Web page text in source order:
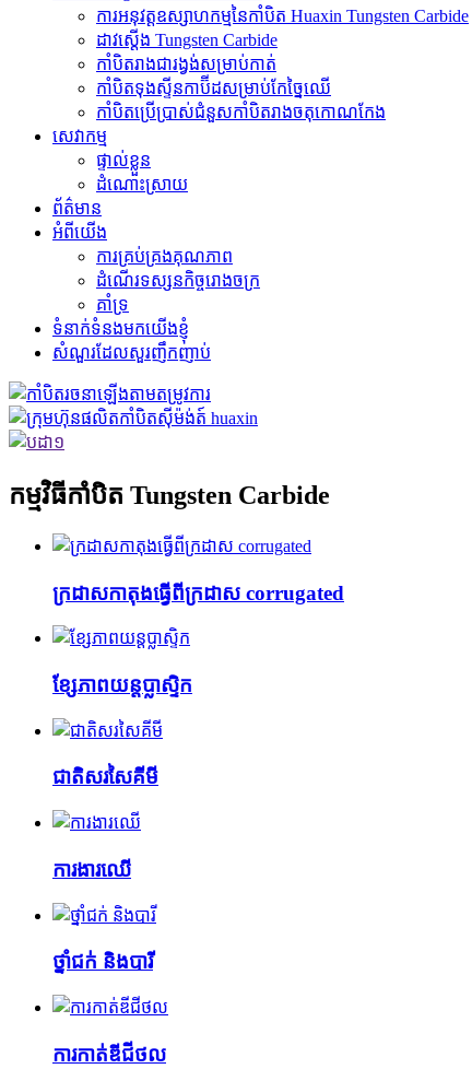
ការអនុវត្តឧស្សាហកម្មនៃកាំបិត Huaxin Tungsten Carbide
ដាវស្តើង Tungsten Carbide
កាំបិតរាងជារង្វង់សម្រាប់កាត់
កាំបិត​ទុងស្ទីន​កាប៊ីដ​សម្រាប់​កែច្នៃ​ឈើ
កាំបិតប្រើប្រាស់ជំនួសកាំបិតរាងចតុកោណកែង
សេវាកម្ម
ផ្ទាល់ខ្លួន
ដំណោះស្រាយ
ព័ត៌មាន
អំពីយើង
ការគ្រប់គ្រងគុណភាព
ដំណើរទស្សនកិច្ចរោងចក្រ
គាំទ្រ
ទំនាក់ទំនងមកយើងខ្ញុំ
សំណួរដែលសួរញឹកញាប់
កម្មវិធីកាំបិត Tungsten Carbide
ក្រដាសកាតុងធ្វើពីក្រដាស corrugated
ខ្សែភាពយន្តប្លាស្ទិក
ជាតិសរសៃគីមី
ការងារឈើ
ថ្នាំជក់ និងបារី
ការកាត់ឌីជីថល